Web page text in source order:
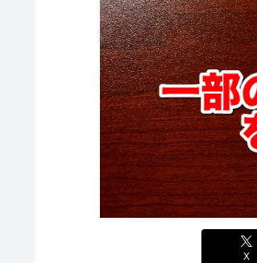
X